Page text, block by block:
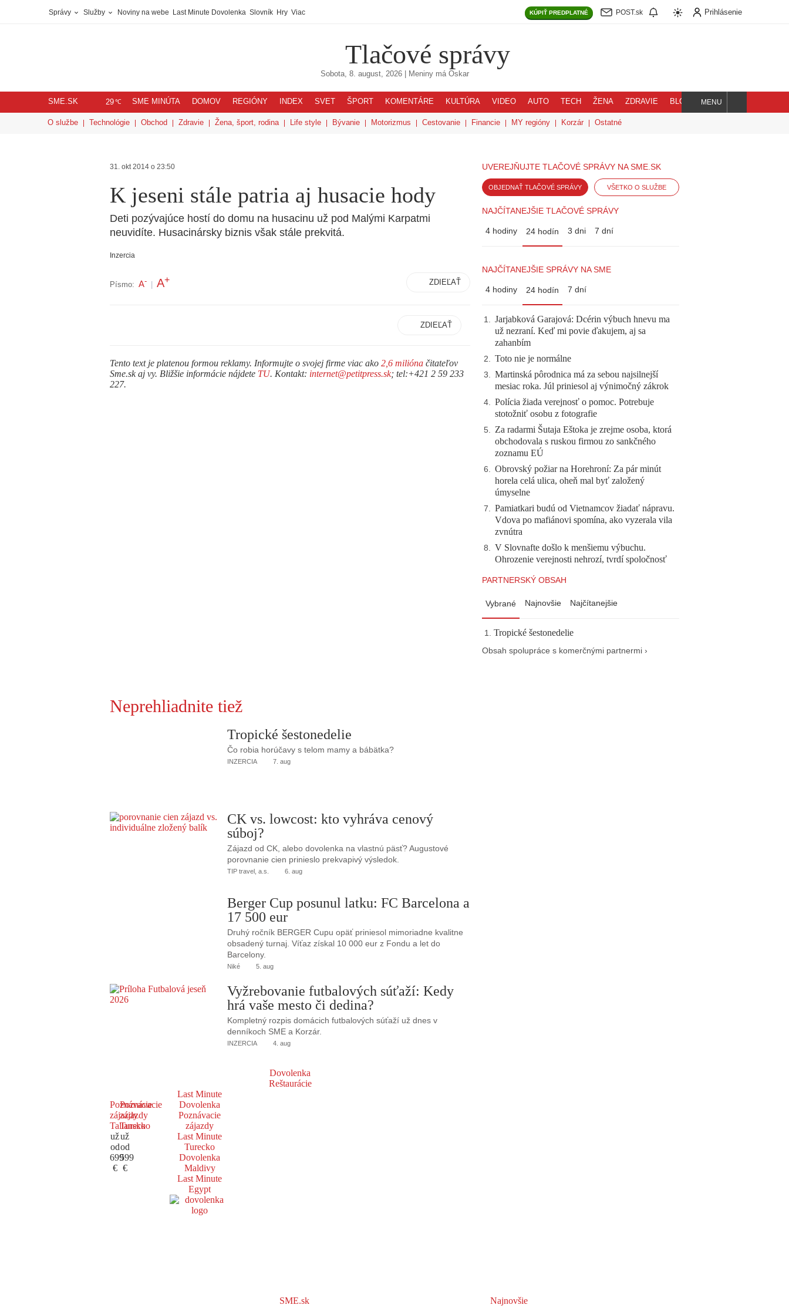
Správy Služby Noviny na webe Last Minute Dovolenka Slovník Hry Viac KÚPIŤ PREDPLATNÉ POST.sk Prihlásenie
Tlačové správy
Sobota, 8. august, 2026| Meniny má Oskar
SME.SK 29℃ SME MINÚTA DOMOV REGIÓNY INDEX SVET ŠPORT KOMENTÁRE KULTÚRA VIDEO AUTO TECH ŽENA ZDRAVIE BLOG
Hľadaj
MENU
O službe Technológie Obchod Zdravie Žena, šport, rodina Life style Bývanie Motorizmus Cestovanie Financie MY regióny Korzár Ostatné
31. okt 2014 o 23:50
K jeseni stále patria aj husacie hody
Deti pozývajúce hostí do domu na husacinu už pod Malými Karpatmi
neuvidíte. Husacinársky biznis však stále prekvitá.
Inzercia
Písmo: A- A+ ZDIEĽAŤ
ZDIEĽAŤ
Tento text je platenou formou reklamy. Informujte o svojej firme viac ako 2,6 milióna čitateľov
Sme.sk aj vy. Bližšie informácie nájdete TU. Kontakt: internet@petitpress.sk; tel:+421 2 59 233
227.
UVEREJŇUJTE TLAČOVÉ SPRÁVY NA SME.SK
OBJEDNAŤ TLAČOVÉ SPRÁVY VŠETKO O SLUŽBE
NAJČÍTANEJŠIE TLAČOVÉ SPRÁVY
4 hodiny 24 hodín 3 dni 7 dní
NAJČÍTANEJŠIE SPRÁVY NA SME
4 hodiny 24 hodín 7 dní
1. Jarjabková Garajová: Dcérin výbuch hnevu ma
už nezraní. Keď mi povie ďakujem, aj sa
zahanbím
2. Toto nie je normálne
3. Martinská pôrodnica má za sebou najsilnejší
mesiac roka. Júl priniesol aj výnimočný zákrok
4. Polícia žiada verejnosť o pomoc. Potrebuje
stotožniť osobu z fotografie
5. Za radarmi Šutaja Eštoka je zrejme osoba, ktorá
obchodovala s ruskou firmou zo sankčného
zoznamu EÚ
6. Obrovský požiar na Horehroní: Za pár minút
horela celá ulica, oheň mal byť založený
úmyselne
7. Pamiatkari budú od Vietnamcov žiadať nápravu.
Vdova po mafiánovi spomína, ako vyzerala vila
zvnútra
8. V Slovnafte došlo k menšiemu výbuchu.
Ohrozenie verejnosti nehrozí, tvrdí spoločnosť
PARTNERSKÝ OBSAH
Vybrané Najnovšie Najčítanejšie
Tropické šestonedelie
Obsah spolupráce s komerčnými partnermi ›
Neprehliadnite tiež
Tropické šestonedelie
Čo robia horúčavy s telom mamy a bábätka?
INZERCIA 7. aug
CK vs. lowcost: kto vyhráva cenový
súboj?
Zájazd od CK, alebo dovolenka na vlastnú päsť? Augustové
porovnanie cien prinieslo prekvapivý výsledok.
TIP travel, a.s. 6. aug
Berger Cup posunul latku: FC Barcelona a
17 500 eur
Druhý ročník BERGER Cupu opäť priniesol mimoriadne kvalitne
obsadený turnaj. Víťaz získal 10 000 eur z Fondu a let do
Barcelony.
Niké 5. aug
Vyžrebovanie futbalových súťaží: Kedy
hrá vaše mesto či dedina?
Kompletný rozpis domácich futbalových súťaží už dnes v
denníkoch SME a Korzár.
INZERCIA 4. aug
Dovolenka
Reštaurácie
Poznávacie
zájazdy
Taliansko
už
od
699
€
Poznávacie
zájazdy
Turecko
už
od
599
€
Last Minute
Dovolenka
Poznávacie
zájazdy
Last Minute
Turecko
Dovolenka
Maldivy
Last Minute
Egypt
SME.sk Najnovšie